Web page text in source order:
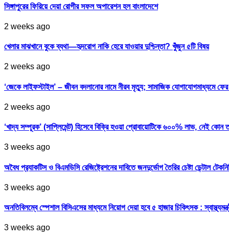
সিঙ্গাপুরের ফিরিয়ে দেয়া রোগীর সফল অপারেশন হল বাংলাদেশে
2 weeks ago
খেলার মাঝখানে বুকে ব্যথা—হৃদরোগ নাকি হেরে যাওয়ার দুশ্চিন্তা? খুঁজুন ৫টি বিষয়
2 weeks ago
‘জেকে লাইফস্টাইল’ – জীবন বদলানোর নামে নীরব মৃত্যু; সামাজিক যোগাযোগমাধ্যমে
2 weeks ago
‘খাদ্য সম্পূরক’ (সাপ্লিমেন্ট) হিসেবে বিক্রি হওয়া প্রোবায়োটিকে ৬০০% লাভ, নেই কোন
3 weeks ago
অবৈধ প্র‍্যাকটিস ও বিএমডিসি রেজিষ্ট্রেশনের দাবিতে জনদুর্ভোগ তৈরির চেষ্টা ডেন্টাল
3 weeks ago
অনতিবিলম্বে স্পেশাল বিসিএসের মাধ্যমে নিয়োগ দেয়া হবে ৫ হাজার চিকিৎসক :
3 weeks ago